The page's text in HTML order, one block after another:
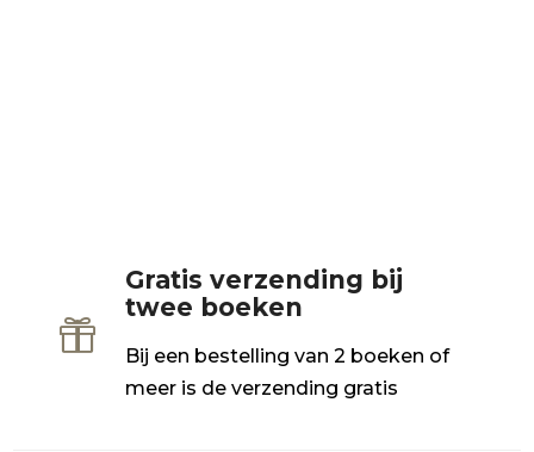

Gratis verzending bij
twee boeken
Bij een bestelling van 2 boeken of
meer is de verzending gratis